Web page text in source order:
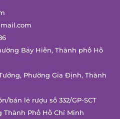
Bảy Hiền, Thành phố Hồ
Phường Gia Định, Thành